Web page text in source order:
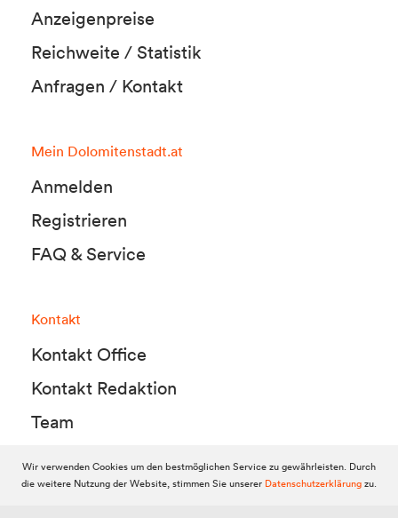
Anzeigenpreise
Reichweite / Statistik
Anfragen / Kontakt
Mein Dolomitenstadt.at
Anmelden
Registrieren
FAQ & Service
Kontakt
Kontakt Office
Kontakt Redaktion
Team
© 2010-2026 Dolomitenstadt.at
Wir verwenden Cookies um den bestmöglichen Service zu gewährleisten. Durch
die weitere Nutzung der Website, stimmen Sie unserer Datenschutzerklärungzu.